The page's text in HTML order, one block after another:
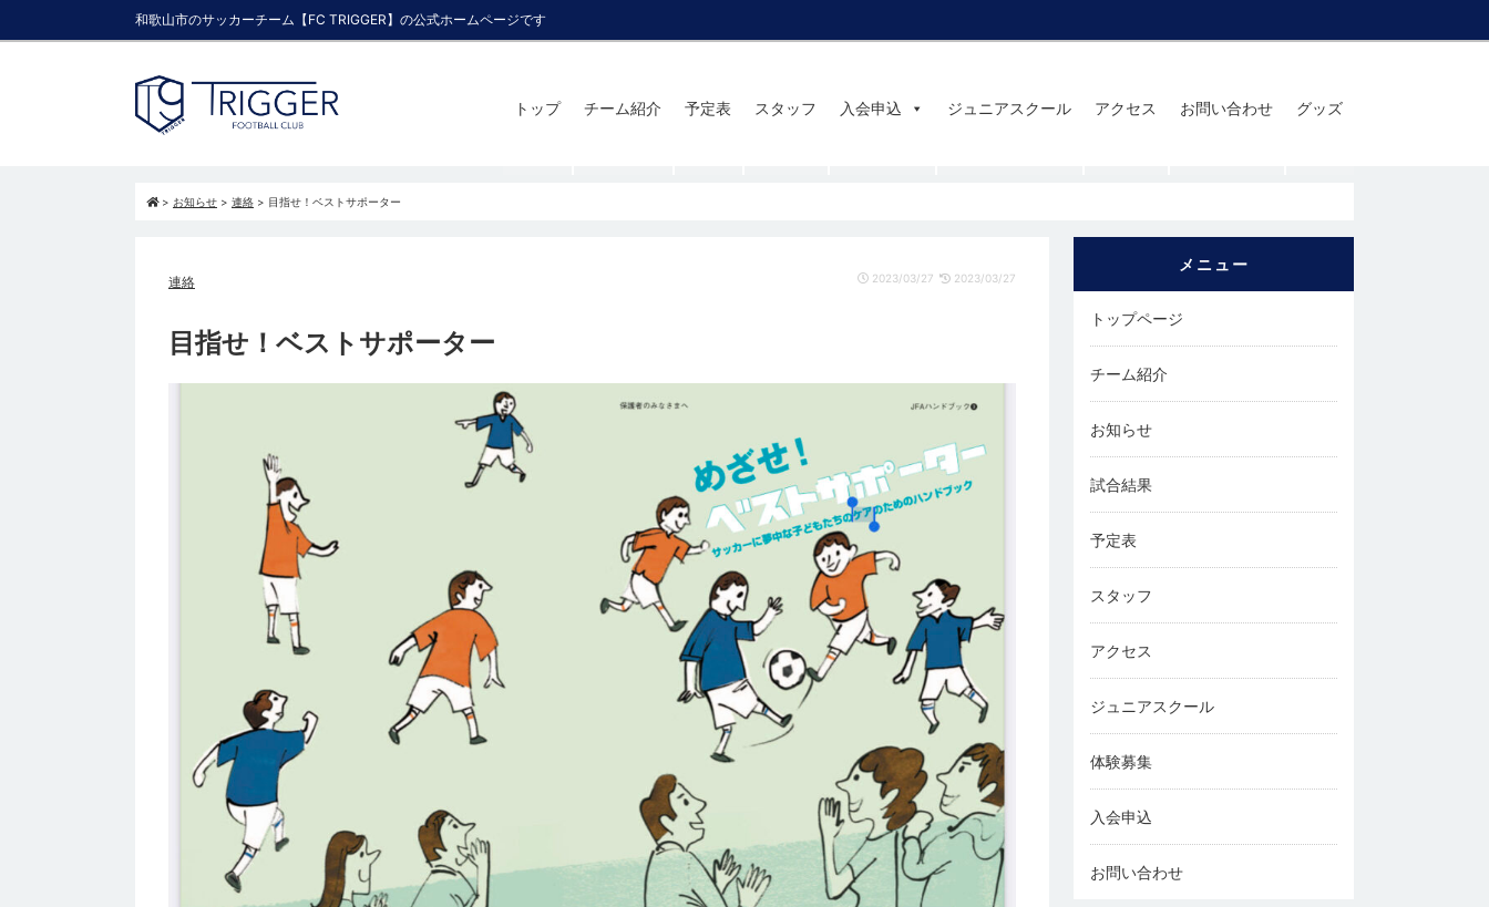
和歌山市のサッカーチーム【FC TRIGGER】の公式ホームページです
トップ チーム紹介 予定表 スタッフ 入会申込 ジュニアスクール アクセス お問い合わせ グッズ
> お知らせ > 連絡 > 目指せ！ベストサポーター
連絡 2023/03/27 2023/03/27
目指せ！ベストサポーター
メニュー
トップページ
チーム紹介
お知らせ
試合結果
予定表
スタッフ
アクセス
ジュニアスクール
体験募集
入会申込
お問い合わせ